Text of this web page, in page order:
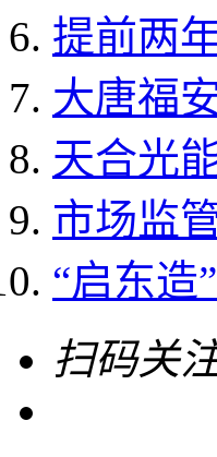
提前两
大唐福
天合光
市场监
“启东造
扫码关